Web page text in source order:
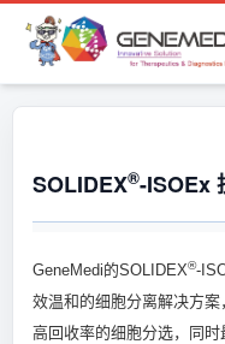
SOLIDEX®-ISOEx
GeneMedi的SOLIDEX®-
效温和的细胞分离解决方
高回收率的细胞分选，同